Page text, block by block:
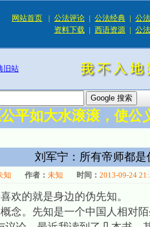
网站首页 | 公法评论 | 公法经典 | 公
资料下载 | 西语资源 | 公
旧站
平如大水滚滚，使公
刘军宁：所有帝师都是
知 作者： 未知 时间： 2013-09-24
欢的就是身边的伪先知。
念。先知是一个中国人相对